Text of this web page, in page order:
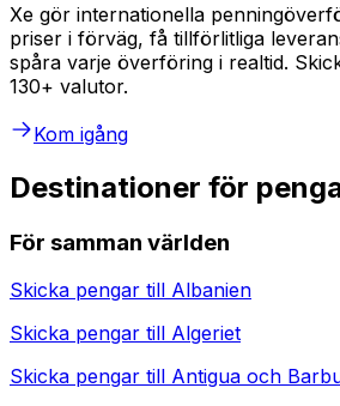
Xe gör internationella
priser i förväg, få tillförlitliga
spåra varje överföring i realtid.
130+ valutor.
Kom igång
Destinationer för
För samman världen
Skicka pengar till Albanien
Skicka pengar till Algeriet
Skicka pengar till Antigua och